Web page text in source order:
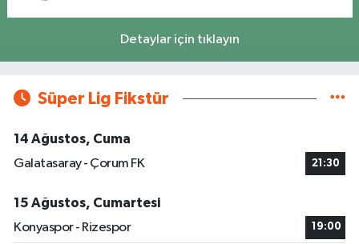
Detaylar için tıklayın
Süper Lig Fikstür
14 Ağustos, Cuma
Galatasaray - Çorum FK
21:30
15 Ağustos, Cumartesi
Konyaspor - Rizespor
19:00